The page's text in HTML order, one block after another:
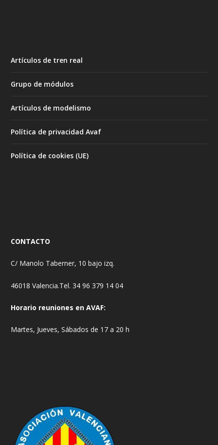
Artículos de tren real
Grupo de módulos
Artículos de modelismo
Política de privacidad Avaf
Política de cookies (UE)
CONTACTO
C/ Manolo Taberner, 10 bajo izq.
46018 Valencia.Tel. 34 96 379 14 04
Horario reuniones en AVAF:
Martes, Jueves, Sábados de 17 a 20 h